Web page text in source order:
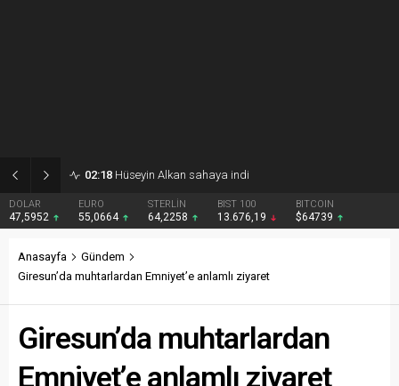
02:18 Hüseyin Alkan sahaya indi
DOLAR
47,5952
EURO
55,0664
STERLİN
64,2258
BIST 100
13.676,19
BITCOIN
$64739
Anasayfa
Gündem
Giresun’da muhtarlardan Emniyet’e anlamlı ziyaret
Giresun’da muhtarlardan
Emniyet’e anlamlı ziyaret